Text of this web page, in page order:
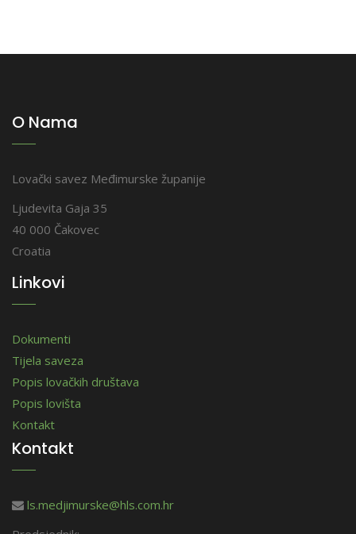
O Nama
Lovački savez Međimurske županije
Ljudevita Gaja 35
40 000 Čakovec
Croatia
Linkovi
Dokumenti
Tijela saveza
Popis lovačkih društava
Popis lovišta
Kontakt
Kontakt
ls.medjimurske@hls.com.hr